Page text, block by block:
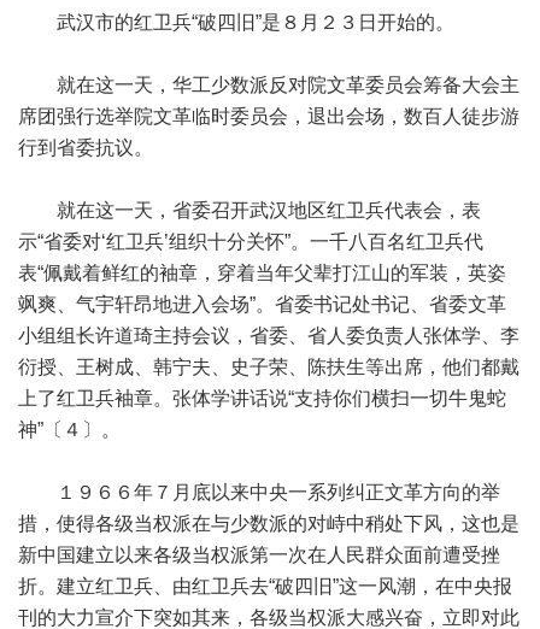
武汉市的红卫兵“破四旧”是８月２３日开始的。
就在这一天，华工少数派反对院文革委员会筹备大会主
席团强行选举院文革临时委员会，退出会场，数百人徒步游
行到省委抗议。
就在这一天，省委召开武汉地区红卫兵代表会，表
示“省委对‘红卫兵’组织十分关怀”。一千八百名红卫兵代
表“佩戴着鲜红的袖章，穿着当年父辈打江山的军装，英姿
飒爽、气宇轩昂地进入会场”。省委书记处书记、省委文革
小组组长许道琦主持会议，省委、省人委负责人张体学、李
衍授、王树成、韩宁夫、史子荣、陈扶生等出席，他们都戴
上了红卫兵袖章。张体学讲话说“支持你们横扫一切牛鬼蛇
神”〔４〕。
１９６６年７月底以来中央一系列纠正文革方向的举
措，使得各级当权派在与少数派的对峙中稍处下风，这也是
新中国建立以来各级当权派第一次在人民群众面前遭受挫
折。建立红卫兵、由红卫兵去“破四旧”这一风潮，在中央报
刊的大力宣介下突如其来，各级当权派大感兴奋，立即对此